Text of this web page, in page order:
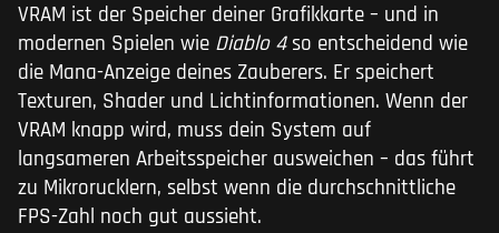
VRAM ist der Speicher deiner Grafikkarte – und in
modernen Spielen wie Diablo 4so entscheidend wie
die Mana-Anzeige deines Zauberers. Er speichert
Texturen, Shader und Lichtinformationen. Wenn der
VRAM knapp wird, muss dein System auf
langsameren Arbeitsspeicher ausweichen – das führt
zu Mikrorucklern, selbst wenn die durchschnittliche
FPS-Zahl noch gut aussieht.